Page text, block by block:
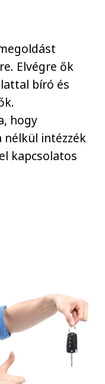
Elvégre ők
bíró és
hogy
nélkül intézzék
kapcsolatos